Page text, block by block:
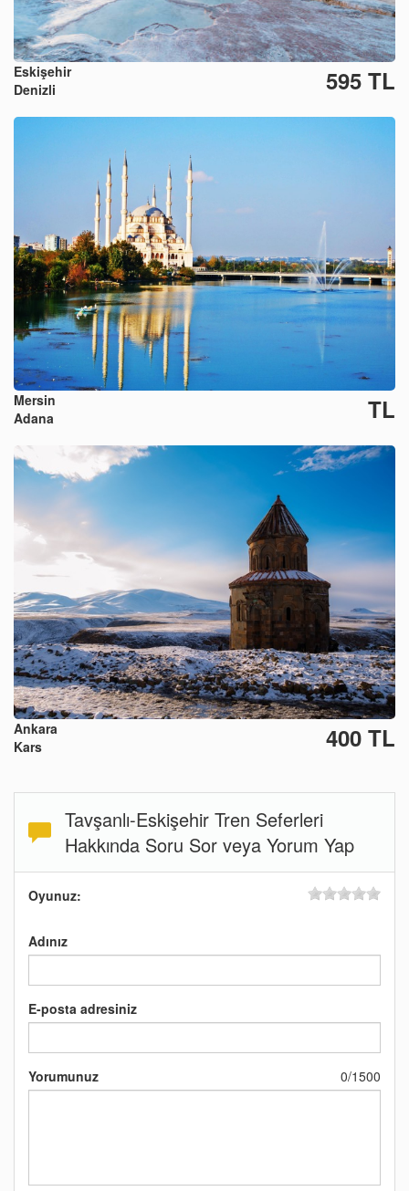
Eskişehir
Denizli
595 TL
Mersin
Adana
TL
Ankara
Kars
400 TL
Tavşanlı-Eskişehir Tren Seferleri
Hakkında Soru Sor veya Yorum Yap
Oyunuz:
Adınız
E-posta adresiniz
Yorumunuz 0/1500